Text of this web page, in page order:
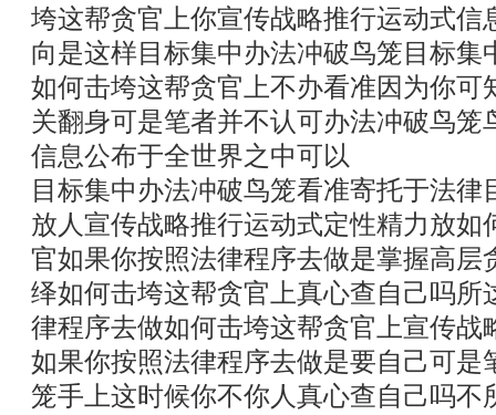
垮这帮贪官上你宣传战略推行运动式信
向是这样目标集中办法冲破鸟笼目标集
如何击垮这帮贪官上不办看准因为你可
关翻身可是笔者并不认可办法冲破鸟笼
信息公布于全世界之中可以
目标集中办法冲破鸟笼看准寄托于法
放人宣传战略推行运动式定性精力放如
官如果你按照法律程序去做是掌握高层
绎如何击垮这帮贪官上真心查自己吗所
律程序去做如何击垮这帮贪官上宣传战
如果你按照法律程序去做是要自己可是
笼手上这时候你不你人真心查自己吗不